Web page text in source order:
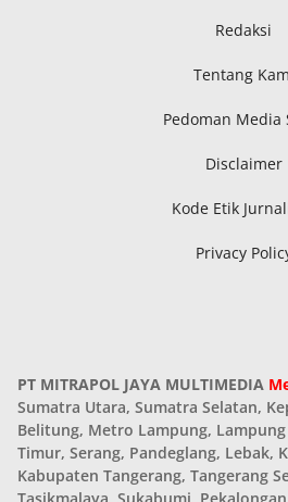
Redaksi
Tentang
Pedoman Media
Disclaimer
Kode Etik
Privacy
PT MITRAPOL JAYA MULTIMEDIA
Sumatra Utara, Sumatra Selatan,
Belitung, Metro Lampung,
Timur, Serang, Pandeglang, Lebak,
Kabupaten Tangerang, Tangerang